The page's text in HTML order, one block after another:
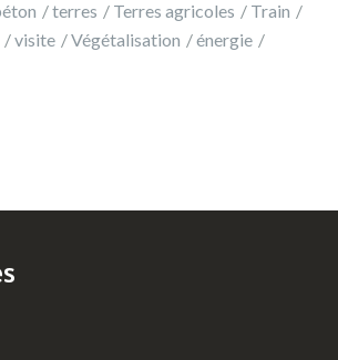
terres Terres agricoles
Train
visite Végétalisation
énergie